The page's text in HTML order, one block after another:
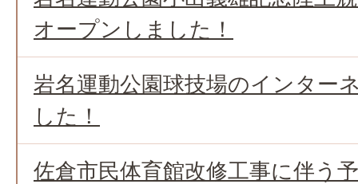
オープンしました！
岩名運動公園球技場のインター
した！
佐倉市民体育館改修工事に伴う